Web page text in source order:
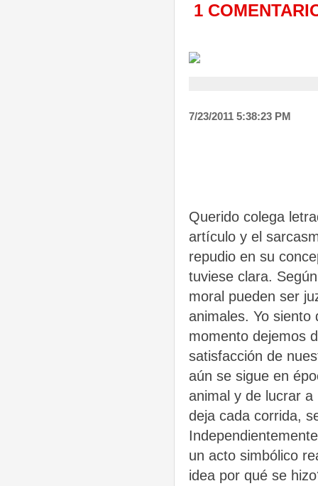
1
7/23/2011 5:38:23 PM
Querido colega
artículo y el
repudio en su
tuviese clara.
moral pueden ser
animales. Yo siento
momento dejemos
satisfacción de
aún se sigue en
animal y de lucrar
deja cada corrida,
un acto simbólico
idea por qué se